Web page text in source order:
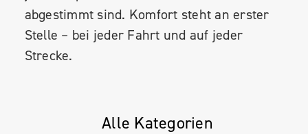
abgestimmt sind. Komfort steht an erster
Stelle – bei jeder Fahrt und auf jeder
Strecke.
Alle Kategorien